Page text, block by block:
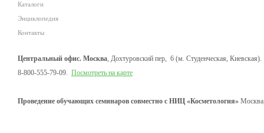
Каталоги
Энциклопедия
Контакты
Центральный офис. Москва, Дохтуровский пер, 6 (м. Студенческая, Киевская).
8-800-555-79-09. Посмотреть на карте
Проведение обучающих семинаров совместно с НИЦ «Косметология»